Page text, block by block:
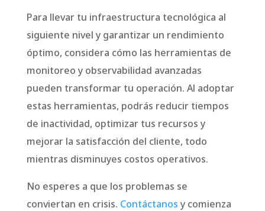
Para llevar tu infraestructura tecnológica al
siguiente nivel y garantizar un rendimiento
óptimo, considera cómo las herramientas de
monitoreo y observabilidad avanzadas
pueden transformar tu operación. Al adoptar
estas herramientas, podrás reducir tiempos
de inactividad, optimizar tus recursos y
mejorar la satisfacción del cliente, todo
mientras disminuyes costos operativos.
No esperes a que los problemas se
conviertan en crisis. Contáctanos y comienza